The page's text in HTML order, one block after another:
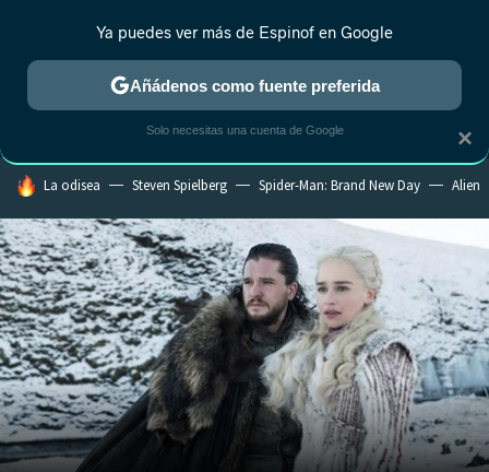
MENÚ NUEVO
ESTRENOS REALITY ANIME RANKINGS CINE
HOY SE HABLA DE
La odisea Steven Spielberg Spider-Man: Brand New Day Alien
×
Ya puedes ver más de Espinof en Google
Añádenos como fuente preferida
Solo necesitas una cuenta de Google